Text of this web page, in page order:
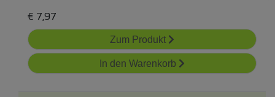
€ 7,97
Zum Produkt
In den Warenkorb